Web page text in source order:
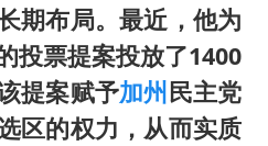
期布局。最近，他为
投票提案投放了1400
提案赋予加州 民主党
区的权力，从而实质